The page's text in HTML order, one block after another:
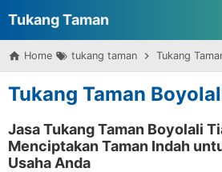
Tukang Taman
Surabaya
Home tukang taman Tukang
Tukang Taman
Jasa Tukang Taman Boyolali
Menciptakan Taman Indah
Usaha Anda